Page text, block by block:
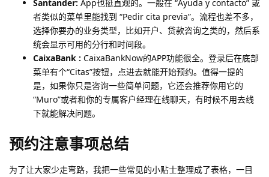
Santander: App也挺直观的。一般在 “Ayuda y contacto” 或
者类似的菜单里能找到 “Pedir cita previa”。流程也差不多，
选择你要办的业务类型，比如开户、贷款咨询之类的，然后系
统会显示可用的分行和时间段。
CaixaBank : CaixaBankNow的APP功能很全。登录后在底部
菜单有个“Citas”按钮，点进去就能开始预约。值得一提的
是，如果你只是咨询一些简单问题，它还会推荐你用它的
“Muro”或者和你的专属客户经理在线聊天，有时候不用去线
下就能解决问题。
预约注意事项总结
为了让大家少走弯路，我把一些常见的小贴士整理成了表格，一目